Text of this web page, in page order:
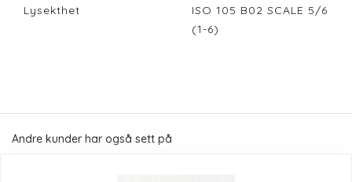
Lysekthet
ISO 105 B02 SCALE 5/6
(1-6)
Andre kunder har også sett på